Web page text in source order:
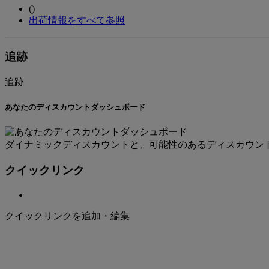
()
出荷情報をすべて参照
追跡
追跡
あなたのディスカウントダッシュボード
ダイナミックディスカウントと、可能性のあるディスカウン
クイックリンク
クイックリンクを追加・編集